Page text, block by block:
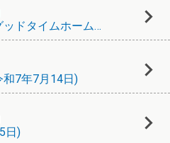
認知症サポーター養成講座(グッドタイムホーム･生田)
和7年7月14日)
日)